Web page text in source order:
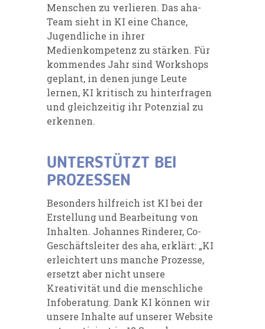
Menschen zu verlieren. Das aha-
Team sieht in KI eine Chance,
Jugendliche in ihrer
Medienkompetenz zu stärken. Für
kommendes Jahr sind Workshops
geplant, in denen junge Leute
lernen, KI kritisch zu hinterfragen
und gleichzeitig ihr Potenzial zu
erkennen.
UNTERSTÜTZT BEI
PROZESSEN
Besonders hilfreich ist KI bei der
Erstellung und Bearbeitung von
Inhalten. Johannes Rinderer, Co-
Geschäftsleiter des aha, erklärt: „KI
erleichtert uns manche Prozesse,
ersetzt aber nicht unsere
Kreativität und die menschliche
Infoberatung. Dank KI können wir
unsere Inhalte auf unserer Website